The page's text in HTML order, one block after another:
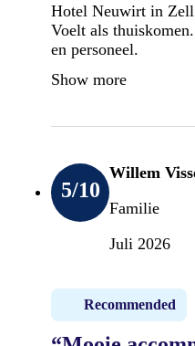
Hotel Neuwirt in
Voelt als
en personeel.
Show more
5/10
Willem
Familie
Juli 2026
Recommended